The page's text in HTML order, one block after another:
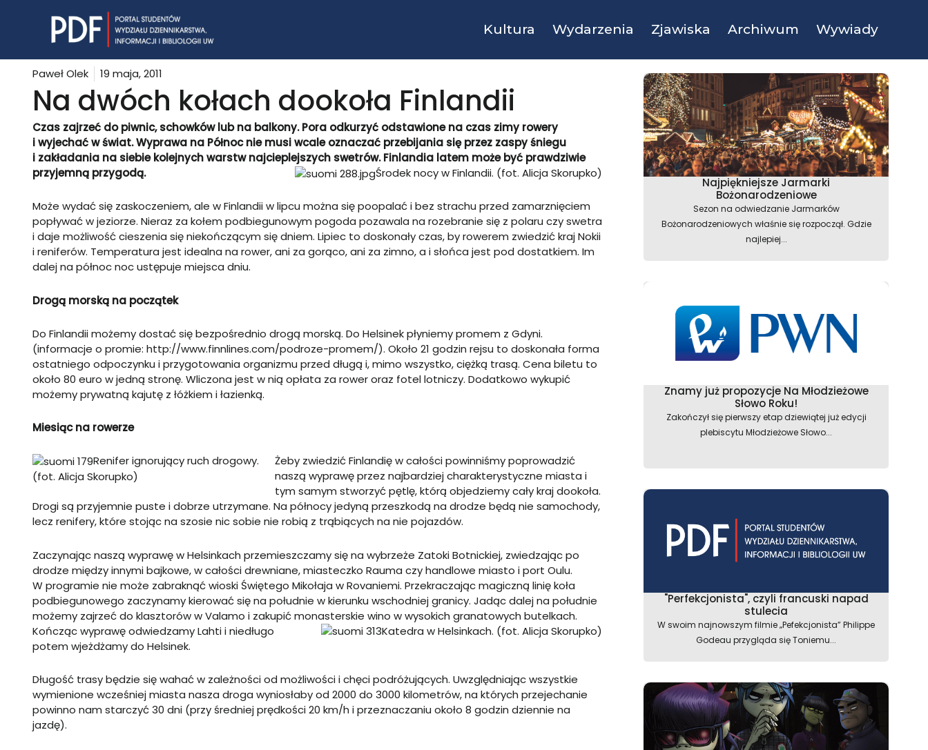
Kultura Wydarzenia Zjawiska Archiwum Wywiady
Paweł Olek 19 maja, 2011
Na dwóch kołach dookoła Finlandii
Czas zajrzeć do piwnic, schowków lub na balkony. Pora odkurzyć odstawione na czas zimy rowery
i wyjechać w świat. Wyprawa na Północ nie musi wcale oznaczać przebijania się przez zaspy śniegu
i zakładania na siebie kolejnych warstw najcieplejszych swetrów. Finlandia latem może być prawdziwie
przyjemną przygodą.
Środek nocy w Finlandii. (fot. Alicja Skorupko)
Może wydać się zaskoczeniem, ale w Finlandii w lipcu można się poopalać i bez strachu przed zamarznięciem
popływać w jeziorze. Nieraz za kołem podbiegunowym pogoda pozawala na rozebranie się z polaru czy swetra
i daje możliwość cieszenia się niekończącym się dniem. Lipiec to doskonały czas, by rowerem zwiedzić kraj Nokii
i reniferów. Temperatura jest idealna na rower, ani za gorąco, ani za zimno, a i słońca jest pod dostatkiem. Im
dalej na północ noc ustępuje miejsca dniu.
Drogą morską na początek
Do Finlandii możemy dostać się bezpośrednio drogą morską. Do Helsinek płyniemy promem z Gdyni.
(informacje o promie: http://www.finnlines.com/podroze-promem/). Około 21 godzin rejsu to doskonała forma
ostatniego odpoczynku i przygotowania organizmu przed długą i, mimo wszystko, ciężką trasą. Cena biletu to
około 80 euro w jedną stronę. Wliczona jest w nią opłata za rower oraz fotel lotniczy. Dodatkowo wykupić
możemy prywatną kajutę z łóżkiem i łazienką.
Miesiąc na rowerze
Renifer ignorujący ruch drogowy.
(fot. Alicja Skorupko)
Żeby zwiedzić Finlandię w całości powinniśmy poprowadzić
naszą wyprawę przez najbardziej charakterystyczne miasta i
tym samym stworzyć pętlę, którą objedziemy cały kraj dookoła.
Drogi są przyjemnie puste i dobrze utrzymane. Na północy jedyną przeszkodą na drodze będą nie samochody,
lecz renifery, które stojąc na szosie nic sobie nie robią z trąbiących na nie pojazdów.
Zaczynając naszą wyprawę w Helsinkach przemieszczamy się na wybrzeże Zatoki Botnickiej, zwiedzając po
drodze między innymi bajkowe, w całości drewniane, miasteczko Rauma czy handlowe miasto i port Oulu.
W programie nie może zabraknąć wioski Świętego Mikołaja wRovaniemi. Przekraczając magiczną linię koła
podbiegunowego zaczynamy kierować się na południe w kierunku wschodniej granicy. Jadąc dalej na południe
możemy zajrzeć do klasztorów wValamo i zakupić monasterskie wino w wysokich granatowych butelkach.
Katedra w Helsinkach. (fot. Alicja Skorupko)
Kończąc wyprawę odwiedzamyLahtii niedługo
potem wjeżdżamy do Helsinek.
Długość trasy będzie się wahać w zależności od możliwości i chęci podróżujących. Uwzględniając wszystkie
wymienione wcześniej miasta nasza droga wyniosłaby od 2000 do 3000 kilometrów, na których przejechanie
powinno nam starczyć 30 dni (przy średniej prędkości 20 km/h i przeznaczaniu około 8 godzin dziennie na
jazdę).
Najpiękniejsze Jarmarki
Bożonarodzeniowe
Sezon na odwiedzanie Jarmarków
Bożonarodzeniowych właśnie się rozpoczął. Gdzie
najlepiej...
Znamy już propozycje Na Młodzieżowe
Słowo Roku!
Zakończył się pierwszy etap dziewiątej już edycji
plebiscytu Młodzieżowe Słowo...
"Perfekcjonista", czyli francuski napad
stulecia
W swoim najnowszym filmie „Pefekcjonista” Philippe
Godeau przygląda się Toniemu...